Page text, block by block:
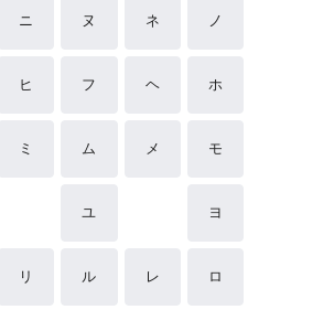
ニ ヌ ネ ノ
ヒ フ ヘ ホ
ミ ム メ モ
ユ ヨ
リ ル レ ロ